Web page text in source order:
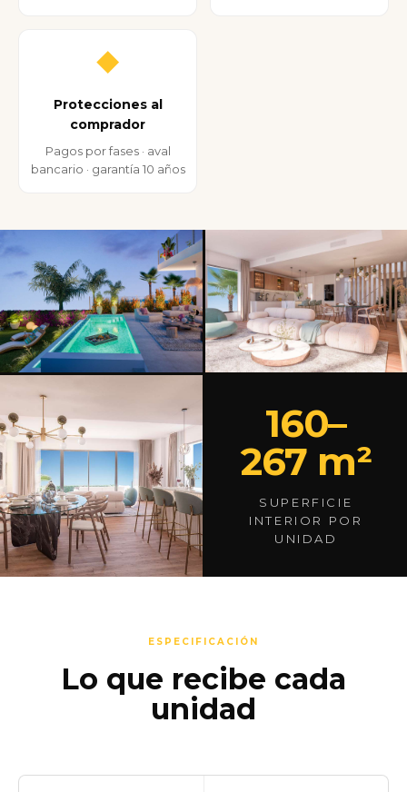
◆
Protecciones al
comprador
Pagos por fases · aval
bancario · garantía 10 años
160–
267 m²
SUPERFICIE
INTERIOR POR
UNIDAD
ESPECIFICACIÓN
Lo que recibe cada
unidad